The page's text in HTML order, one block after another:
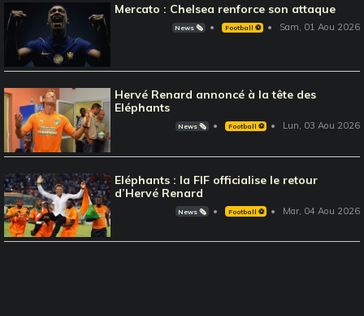
Mercato : Chelsea renforce son attaque
News 🗞️ Football ⚽️ Sam, 01 Aou 2026
Hervé Renard annoncé à la tête des
Eléphants
News 🗞️ Football ⚽️ Lun, 03 Aou 2026
Eléphants : la FIF officialise le retour
d’Hervé Renard
News 🗞️ Football ⚽️ Mar, 04 Aou 2026